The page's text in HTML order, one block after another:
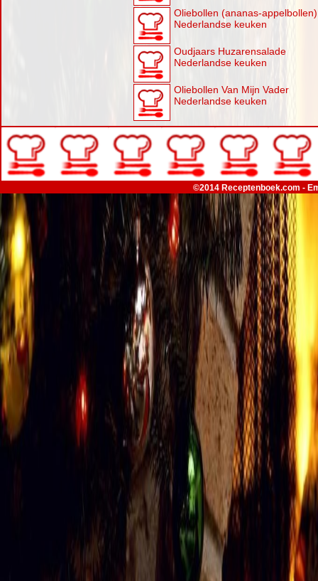
Oliebollen (ananas-appelbollen)
Nederlandse keuken
Oudjaars Huzarensalade
Nederlandse keuken
Oliebollen Van Mijn Vader
Nederlandse keuken
©2014 Receptenboek.com -